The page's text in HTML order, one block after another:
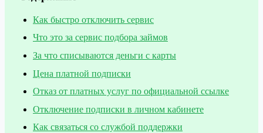
Как быстро отключить сервис
Что это за сервис подбора займов
За что списываются деньги с карты
Цена платной подписки
Отказ от платных услуг по официальной ссылке
Отключение подписки в личном кабинете
Как связаться со службой поддержки